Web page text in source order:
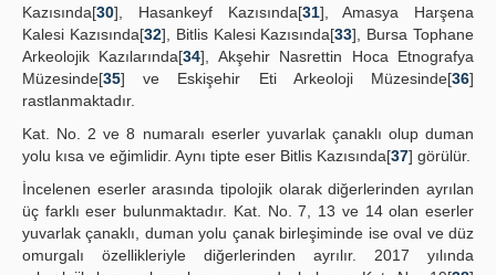
Kazısında[30], Hasankeyf Kazısında[31], Amasya Harşena
Kalesi Kazısında[32], Bitlis Kalesi Kazısında[33], Bursa Tophane
Arkeolojik Kazılarında[34], Akşehir Nasrettin Hoca Etnografya
Müzesinde[35] ve Eskişehir Eti Arkeoloji Müzesinde[36]
rastlanmaktadır.
Kat. No. 2 ve 8 numaralı eserler yuvarlak çanaklı olup duman
yolu kısa ve eğimlidir. Aynı tipte eser Bitlis Kazısında[37] görülür.
İncelenen eserler arasında tipolojik olarak diğerlerinden ayrılan
üç farklı eser bulunmaktadır. Kat. No. 7, 13 ve 14 olan eserler
yuvarlak çanaklı, duman yolu çanak birleşiminde ise oval ve düz
omurgalı özellikleriyle diğerlerinden ayrılır. 2017 yılında